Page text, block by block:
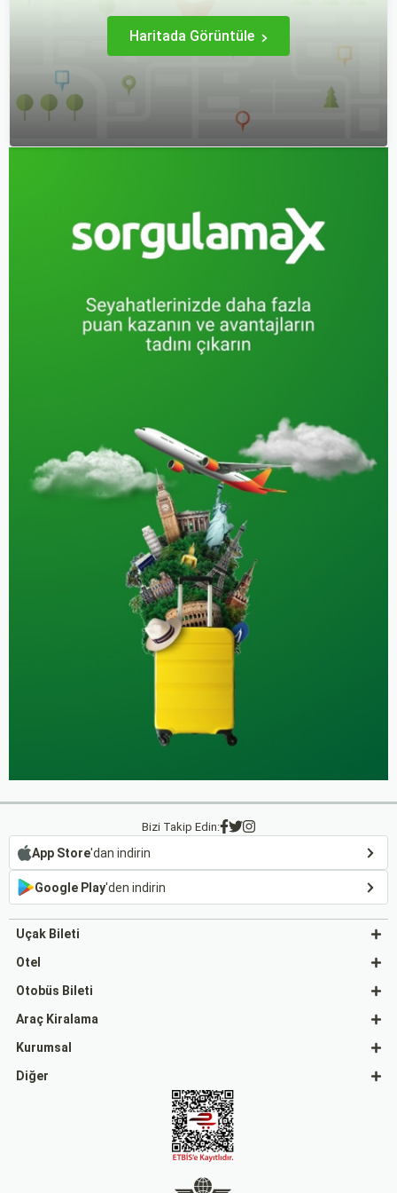
imkanları sunmaktadır.
Haritada Görüntüle
Bizi Takip Edin:
App Store'dan indirin
Google Play'den indirin
Uçak Bileti
Otel
Otobüs Bileti
Araç Kiralama
Kurumsal
Diğer